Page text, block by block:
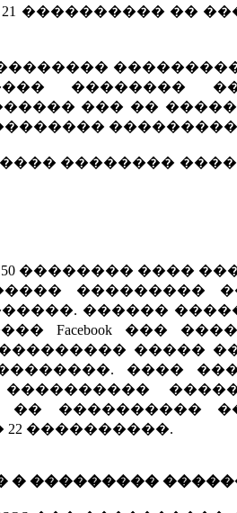
���������� ��
��������
��� ��
��������
�������� ����
���������
������
Facebook ���
�����
����
�� ����������
����������.
� ���������